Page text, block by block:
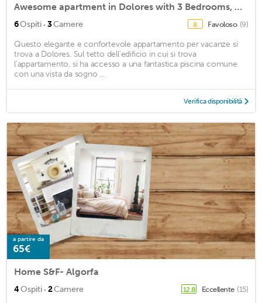
Awesome apartment in Dolores with 3 Bedrooms, WiFi and Outdoor swimming pool
6Ospiti · 3Camere 8 Favoloso (9)
Questo elegante e confortevole appartamento per vacanze si
trova a Dolores. Sul tetto dell'edificio in cui si trova
l'appartamento, si ha accesso a una fantastica piscina comune
con una vista da sogno ...
Verifica disponibilità
a partire da
65€
Home S&F- Algorfa
4Ospiti · 2Camere 12,8 Eccellente (15)